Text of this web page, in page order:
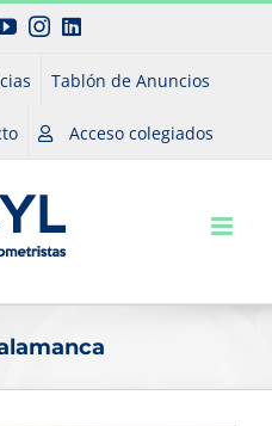
YouTubeInstagram
LinkedIn
Tablón de Anuncios
Acceso colegiados